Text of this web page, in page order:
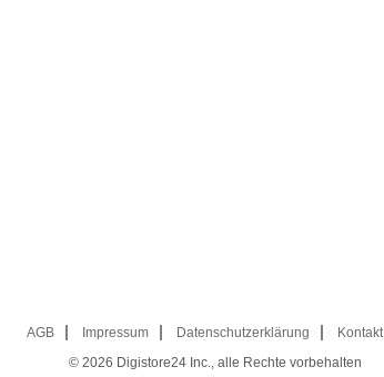
AGB Impressum Datenschutzerklärung
Kontakt
© 2026 Digistore24 Inc., alle Rechte vorbehalten